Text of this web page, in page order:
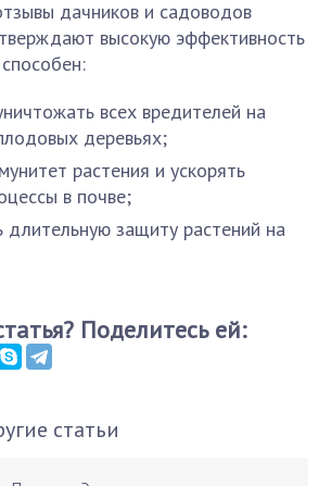
дачников и садоводов
высокую эффективность
всех вредителей на
деревьях;
растения и ускорять
в почве;
длительную защиту растений на
Поделитесь ей:
статьи